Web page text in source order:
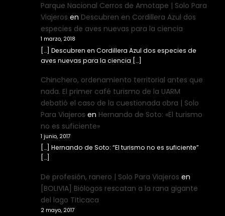
Parque Nacional Cerros de Amotape | Solo Para
Viajeros en Descubren en Cordillera Azul dos
especies de aves nuevas para la ciencia
1 marzo, 2018
[…] Descubren en Cordillera Azul dos especies de
aves nuevas para la ciencia […]
Chinchero, ordenamiento territorial antes que
nada. El primer café turismo de la UARM
debatió el caso de la cuestionada obra | Solo
Para Viajeros en Hernando de Soto: «El turismo
no es suficiente»
1 junio, 2017
[…] Hernando de Soto: “El turismo no es suficiente”
[…]
De profesión, ranero | Solo Para Viajeros en
[BOLIVIA] Biólogos rescatan a la rana gigante
del lago Titicaca
2 mayo, 2017